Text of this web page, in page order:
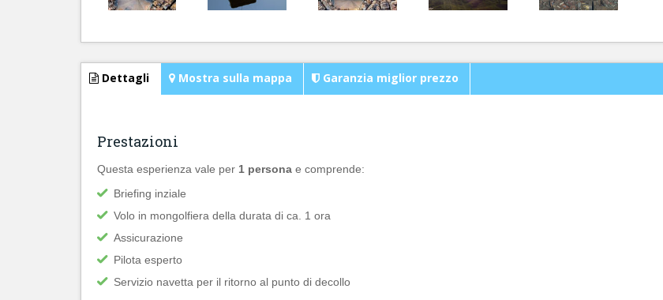
Dettagli Mostra sulla mappa Garanzia miglior prezzo
Prestazioni
Questa esperienza vale per 1 persona e comprende:
Briefing inziale
Volo in mongolfiera della durata di ca. 1 ora
Assicurazione
Pilota esperto
Servizio navetta per il ritorno al punto di decollo